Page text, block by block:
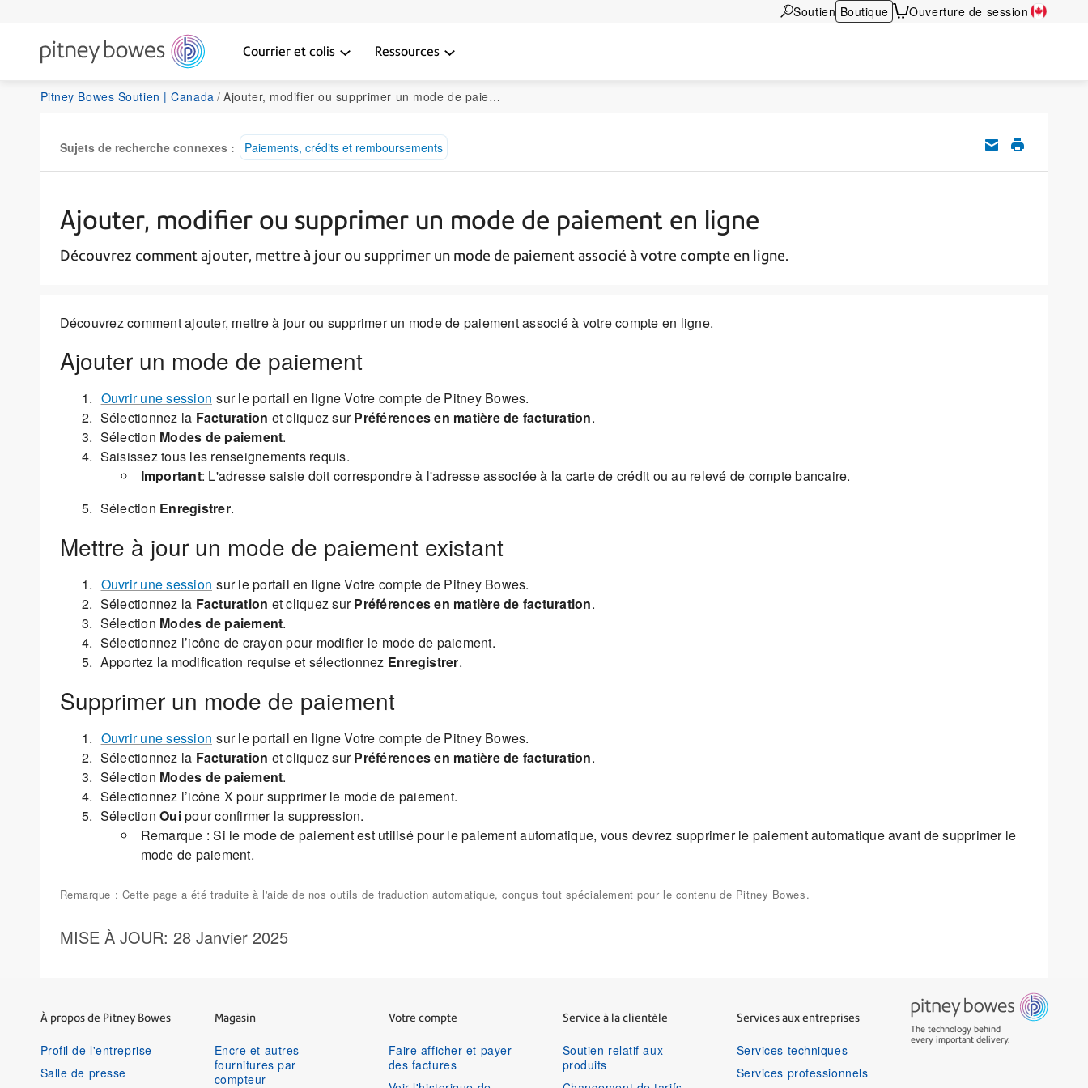
Soutien Boutique Ouverture de session
Courrier et colis Ressources
Pitney Bowes Soutien | Canada Ajouter, modifier ou supprimer un mode de paiement en ligne
Sujets de recherche connexes : Paiements, crédits et remboursements
Ajouter, modifier ou supprimer un mode de paiement en ligne
Découvrez comment ajouter, mettre à jour ou supprimer un mode de paiement associé à votre compte en ligne.
Découvrez comment ajouter, mettre à jour ou supprimer un mode de paiement associé à votre compte en ligne.
Ajouter un mode de paiement
Ouvrir une session sur le portail en ligne Votre compte de Pitney Bowes.
Sélectionnez la Facturation et cliquez surPréférences en matière de facturation.
Sélection Modes de paiement.
Saisissez tous les renseignements requis.
Important: L'adresse saisie doit correspondre à l'adresse associée à la carte de crédit ou au relevé de compte bancaire.
Sélection Enregistrer.
Mettre à jour un mode de paiement existant
Ouvrir une session sur le portail en ligne Votre compte de Pitney Bowes.
Sélectionnez la Facturation et cliquez surPréférences en matière de facturation.
Sélection Modes de paiement.
Sélectionnez l’icône de crayon pour modifier le mode de paiement.
Apportez la modification requise et sélectionnez Enregistrer.
Supprimer un mode de paiement
Ouvrir une session sur le portail en ligne Votre compte de Pitney Bowes.
Sélectionnez la Facturation et cliquez surPréférences en matière de facturation.
Sélection Modes de paiement.
Sélectionnez l’icône X pour supprimer le mode de paiement.
Sélection Ouipour confirmer la suppression.
Remarque : Si le mode de paiement est utilisé pour le paiement automatique, vous devrez supprimer le paiement automatique avant de supprimer le
mode de paiement.
Remarque : Cette page a été traduite à l'aide de nos outils de traduction automatique, conçus tout spécialement pour le contenu de Pitney Bowes.
MISE À JOUR: 28 Janvier 2025
À propos de Pitney Bowes
Profil de l'entreprise
Salle de presse
Magasin
Encre et autres
fournitures par
compteur
Votre compte
Faire afficher et payer
des factures
Service à la clientèle
Soutien relatif aux
produits
Services aux entreprises
Services techniques
Services professionnels
The technology behind
every important delivery.